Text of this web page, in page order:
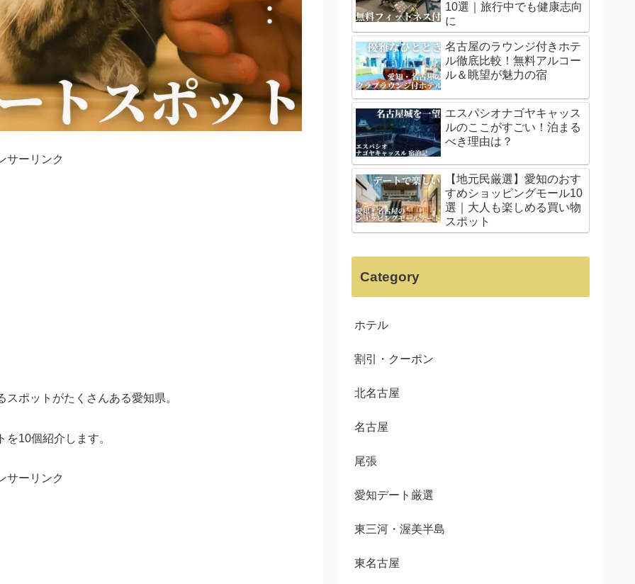
サーリンク
ポットがたくさんある愛知県。
10個紹介します。
サーリンク
10選｜旅行中でも健康志向
に
名古屋のラウンジ付きホテ
ル徹底比較！無料アルコー
ル＆眺望が魅力の宿
エスパシオナゴヤキャッス
ルのここがすごい！泊まる
べき理由は？
【地元民厳選】愛知のおす
すめショッピングモール10
選｜大人も楽しめる買い物
スポット
Category
ホテル
割引・クーポン
北名古屋
名古屋
尾張
愛知デート厳選
東三河・渥美半島
東名古屋